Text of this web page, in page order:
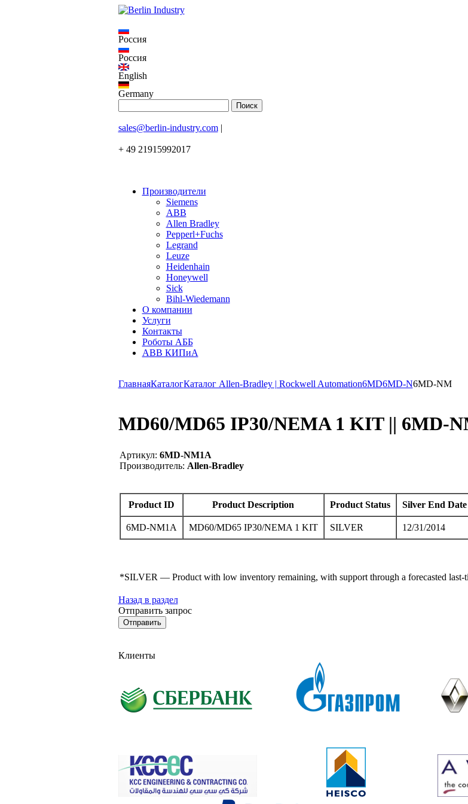
Россия
Россия
English
Germany
sales@berlin-industry.com|
+ 49 21915992017
Производители
Siemens
ABB
Allen Bradley
Pepperl+Fuchs
Legrand
Leuze
Heidenhain
Honeywell
Sick
Bihl-Wiedemann
О компании
Услуги
Контакты
Роботы АББ
ABB КИПиА
ГлавнаяКаталогКаталог Allen-Bradley | Rockwell Automation6MD6MD-N6MD-NM
MD60/MD65 IP30/NEMA 1 KIT || 6MD-
Артикул: 6MD-NM1A
Производитель: Allen-Bradley
Product ID Product Description Product Status Silver End Date
6MD-NM1A MD60/MD65 IP30/NEMA 1 KIT SILVER 12/31/2014
*SILVER — Product with low inventory remaining, with support through a forecasted last-
Назад в раздел
Отправить запрос
Клиенты